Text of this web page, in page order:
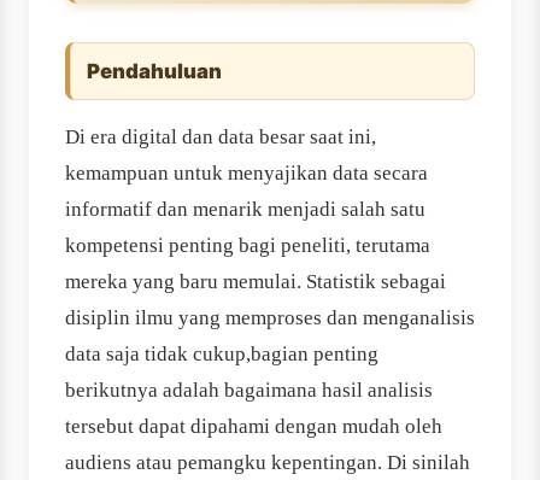
Pendahuluan
Di era digital dan data besar saat ini,
kemampuan untuk menyajikan data secara
informatif dan menarik menjadi salah satu
kompetensi penting bagi peneliti, terutama
mereka yang baru memulai. Statistik sebagai
disiplin ilmu yang memproses dan menganalisis
data saja tidak cukup,bagian penting
berikutnya adalah bagaimana hasil analisis
tersebut dapat dipahami dengan mudah oleh
audiens atau pemangku kepentingan. Di sinilah